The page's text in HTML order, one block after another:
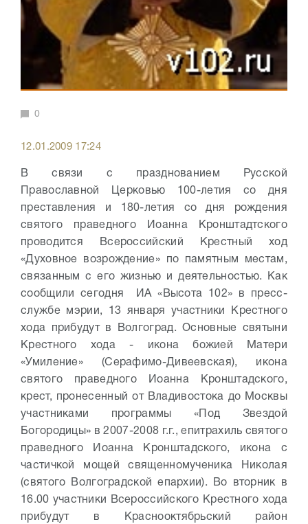
0
12.01.2009 17:24
В связи с празднованием Русской
Православной Церковью 100-летия со дня
преставления и 180-летия со дня рождения
святого праведного Иоанна Кронштадтского
проводится Всероссийский Крестный ход
«Духовное возрождение» по памятным местам,
связанным с его жизнью и деятельностью. Как
сообщили сегодня ИА «Высота 102» в пресс-
службе мэрии, 13 января участники Крестного
хода прибудут в Волгоград.Основные святыни
Крестного хода - икона божией Матери
«Умиление» (Серафимо-Дивеевская), икона
святого праведного Иоанна Кронштадского,
крест, пронесенный от Владивостока до Москвы
участниками программы «Под Звездой
Богородицы» в 2007-2008 г.г., епитрахиль святого
праведного Иоанна Кронштадского, икона с
частичкой мощей священномученика Николая
(святого Волгоградской епархии).
Во вторник в
16.00 участники Всероссийского Крестного хода
прибудут в Краснооктябрьский район